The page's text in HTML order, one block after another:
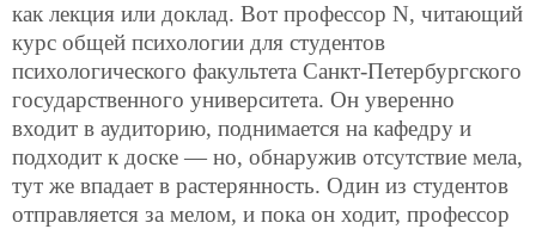
как лекция или доклад. Вот профессор N, читающий
курс общей психологии для студентов
психологического факультета Санкт-Петербургского
государственного университета. Он уверенно
входит в аудиторию, поднимается на кафедру и
подходит к доске — но, обнаружив отсутствие мела,
тут же впадает в растерянность. Один из студентов
отправляется за мелом, и пока он ходит, профессор